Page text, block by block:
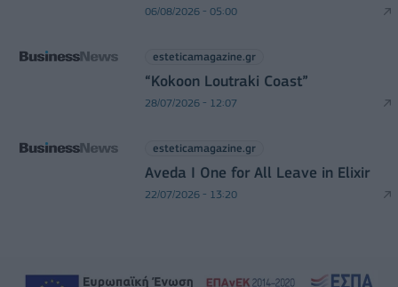
06/08/2026 - 05:00
esteticamagazine.gr
“Kokoon Loutraki Coast”
28/07/2026 - 12:07
esteticamagazine.gr
Aveda I One for All Leave in Elixir
22/07/2026 - 13:20